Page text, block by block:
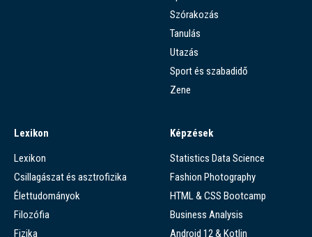
Szórakozás
Tanulás
Utazás
Sport és szabadidő
Zene
Lexikon
Lexikon
Csillagászat és asztrofizika
Élettudományok
Filozófia
Fizika
Képzések
Statistics Data Science
Fashion Photography
HTML & CSS Bootcamp
Business Analysis
Android 12 & Kotlin